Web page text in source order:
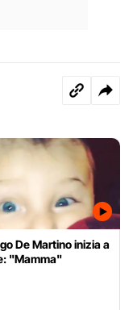
De Martino inizia a
"Mamma"